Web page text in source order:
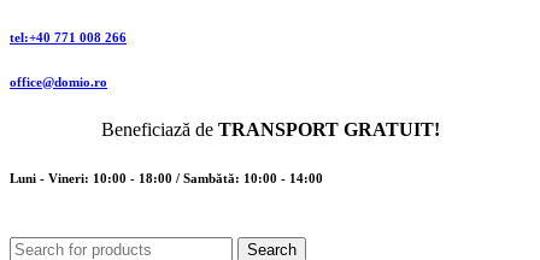
tel:+40 771 008 266
office@domio.ro
Beneficiază de TRANSPORT GRATUIT!
Luni - Vineri: 10:00 - 18:00 / Sambătă: 10:00 - 14:00
Search